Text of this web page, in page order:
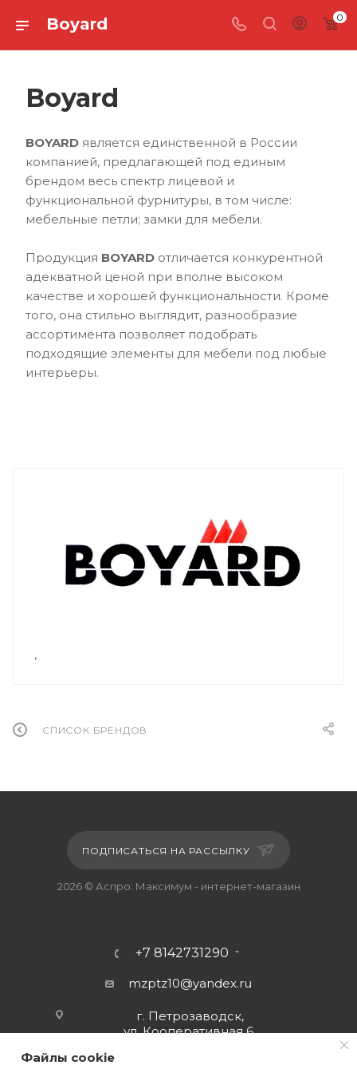
Boyard 0
Boyard
BOYARD является единственной в России
компанией, предлагающей под единым
брендом весь спектр лицевой и
функциональной фурнитуры, в том числе:
мебельные петли; замки для мебели.
Продукция BOYARD отличается конкурентной
адекватной ценой при вполне высоком
качестве и хорошей функциональности. Кроме
того, она стильно выглядит, разнообразие
ассортимента позволяет подобрать
подходящие элементы для мебели под любые
интерьеры.
,
СПИСОК БРЕНДОВ
ПОДПИСАТЬСЯ НА РАССЫЛКУ
2026 © Аспро: Максимум - интернет-магазин
+7 8142731290
mzptz10@yandex.ru
г. Петрозаводск,
ул. Кооперативная 6
Файлы cookie